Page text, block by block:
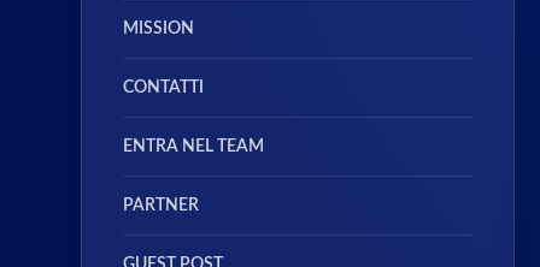
MISSION
CONTATTI
ENTRA NEL TEAM
PARTNER